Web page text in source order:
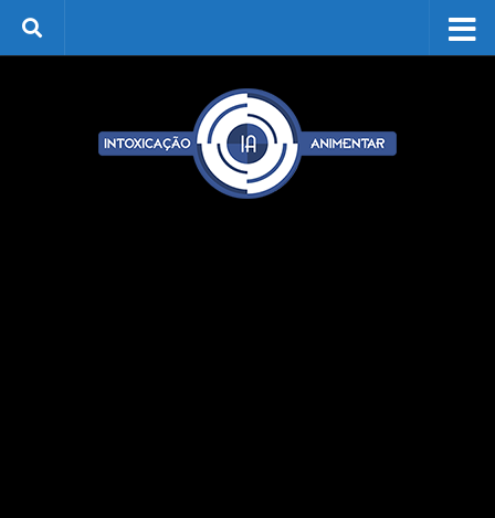
Skip to content